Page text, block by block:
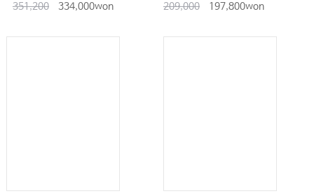
351,200
334,000won
209,000
197,800won